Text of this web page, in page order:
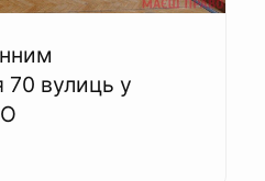
70 вулиць у